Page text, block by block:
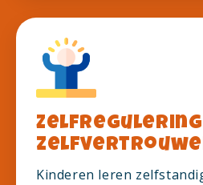
Zelfregulering
Kinderen leren